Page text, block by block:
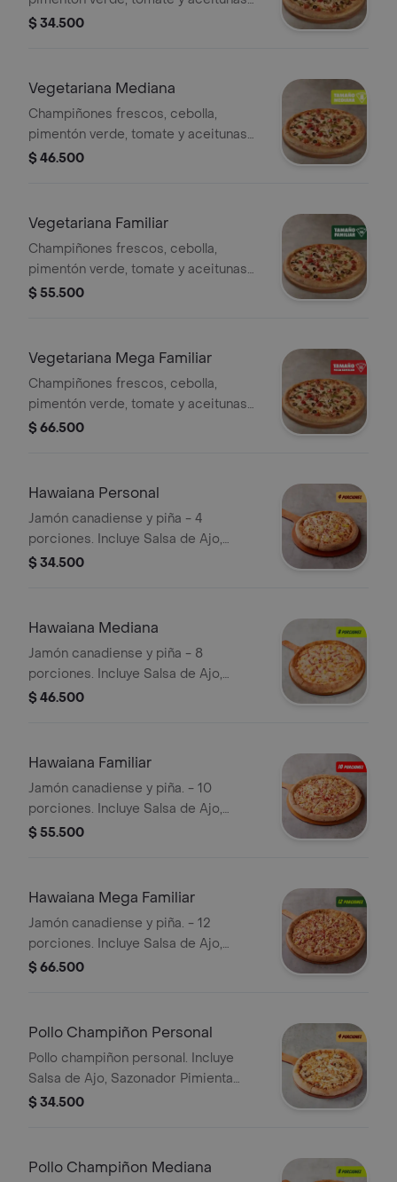
negras - 4 porciones. Incluye Salsa
$ 34.500
Vegetariana Mediana
Champiñones frescos, cebolla,
pimentón verde, tomate y aceitunas
negras - 8 porciones. Incluye Salsa
$ 46.500
Vegetariana Familiar
Champiñones frescos, cebolla,
pimentón verde, tomate y aceitunas
negras. - 10 porciones. Incluye Salsa
$ 55.500
Vegetariana Mega Familiar
Champiñones frescos, cebolla,
pimentón verde, tomate y aceitunas
negras. - 12 porciones. Incluye Salsa
$ 66.500
Hawaiana Personal
Jamón canadiense y piña - 4
porciones. Incluye Salsa de Ajo,
Sazonador Pimienta Roja y
$ 34.500
Hawaiana Mediana
Jamón canadiense y piña - 8
porciones. Incluye Salsa de Ajo,
Sazonador Pimienta Roja y
$ 46.500
Hawaiana Familiar
Jamón canadiense y piña. - 10
porciones. Incluye Salsa de Ajo,
Sazonador Pimienta Roja y
$ 55.500
Hawaiana Mega Familiar
Jamón canadiense y piña. - 12
porciones. Incluye Salsa de Ajo,
Sazonador Pimienta Roja y
$ 66.500
Pollo Champiñon Personal
Pollo champiñon personal. Incluye
Salsa de Ajo, Sazonador Pimienta
Roja y Pepperoncini.
$ 34.500
Pollo Champiñon Mediana